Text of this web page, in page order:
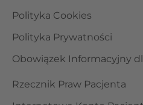
Polityka Cookies
Polityka Prywatności
Obowiązek Informacyjny
Rzecznik Praw Pacjenta